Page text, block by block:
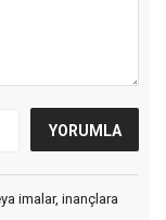
imalar, inançlara